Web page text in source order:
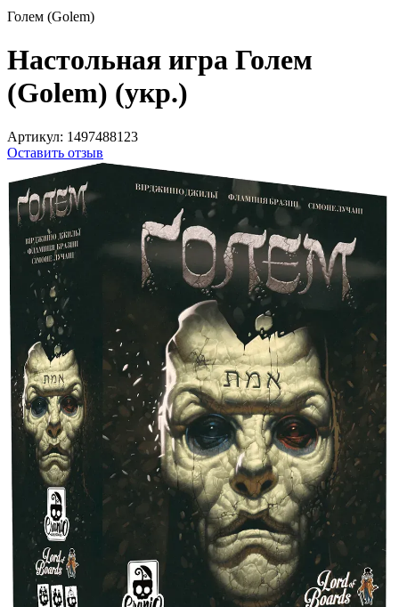
Голем (Golem)
Настольная игра Голем
(Golem) (укр.)
Артикул: 1497488123
Оставить отзыв